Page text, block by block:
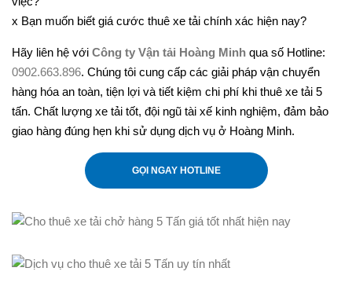
x Bạn muốn biết giá cước thuê xe tải chính xác hiện nay?
Hãy liên hệ với Công ty Vận tải Hoàng Minh qua số Hotline:
0902.663.896. Chúng tôi cung cấp các giải pháp vận chuyển
hàng hóa an toàn, tiện lợi và tiết kiệm chi phí khi thuê xe tải 5
tấn. Chất lượng xe tải tốt, đội ngũ tài xế kinh nghiệm, đảm bảo
giao hàng đúng hẹn khi sử dụng dịch vụ ở Hoàng Minh.
GỌI NGAY HOTLINE